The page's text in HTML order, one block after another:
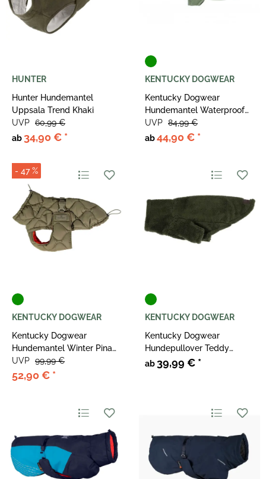
HUNTER
Hunter Hundemantel
Uppsala Trend Khaki
ab 34,90 € *
UVP 60,99 €
KENTUCKY DOGWEAR
Kentucky Dogwear
Hundemantel Waterproof
300g Grün
ab44,90 € *
UVP 84,99 €
- 47 %
KENTUCKY DOGWEAR
Kentucky Dogwear
Hundemantel Winter Pina
160g Tannengrün
52,90 € *
UVP 99,99 €
KENTUCKY DOGWEAR
Kentucky Dogwear
Hundepullover Teddy
Fleece Tannengrün
ab39,99 € *